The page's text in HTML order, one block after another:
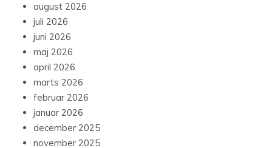
august 2026
juli 2026
juni 2026
maj 2026
april 2026
marts 2026
februar 2026
januar 2026
december 2025
november 2025